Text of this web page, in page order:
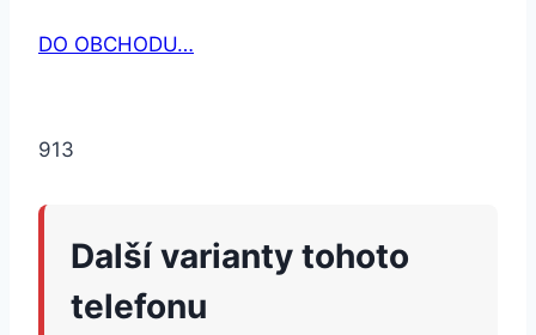
DO OBCHODU…
913
Další varianty tohoto
telefonu